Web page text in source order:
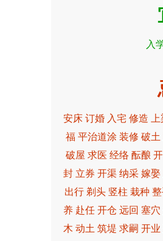
入
安床 订婚 入宅 修造
福 平治道涂 装修 破
破屋 求医 经络 酝酿
封 立券 开渠 纳采 嫁
出行 剃头 竖柱 栽种
养 赴任 开仓 远回 塞
木 动土 筑堤 求嗣 开